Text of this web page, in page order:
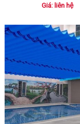
Giá: liên hệ